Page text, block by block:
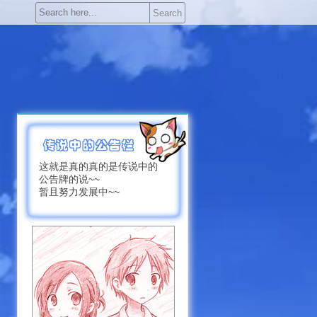
Search
这就是真的真的是传说中的
公告牌的说~~
暂且努力发展中~~